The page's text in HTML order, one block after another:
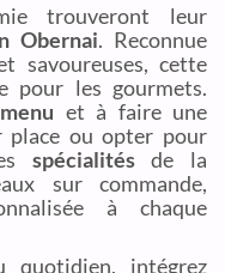
trouveront leur
Obernai. Reconnue
savoureuses, cette
pour les gourmets.
menu et à faire une
place ou opter pour
spécialitésde la
sur commande,
à chaque
quotidien, intégrez